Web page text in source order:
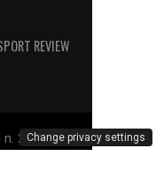
REVIEW
26692 - PI
Change privacy settings